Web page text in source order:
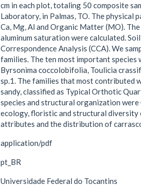
cm in each plot, totaling 50 composite
Laboratory, in Palmas, TO. The physical
Ca, Mg, Al and Organic Matter (MO).
aluminum saturation were calculated.
Correspondence Analysis (CCA). We
families. The ten most important
Byrsonima coccolobifolia, Toulicia
sp.1. The families that most contributed
sandy, classified as Typical Orthotic
species and structural organization were
ecology, floristic and structural diversity
attributes and the distribution of
application/pdf
pt_BR
Universidade Federal do Tocantins